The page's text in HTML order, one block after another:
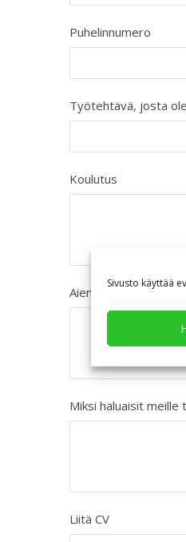
Sivusto käyttää
Puhelinnumero
Työtehtävä, josta
Koulutus
Aiempi työkokemus
Miksi haluaisit meille
Liitä CV